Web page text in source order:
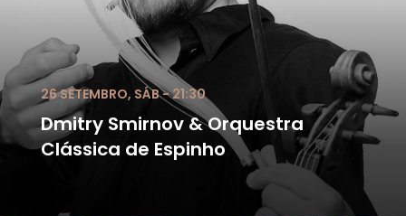
26 SETEMBRO, SÁB - 21:30
Dmitry Smirnov & Orquestra
Clássica de Espinho